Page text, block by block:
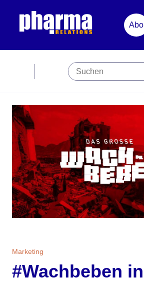
Abo
Premiumpartner
Jubiläum
Newsletter
Mediadaten
Marketing
Magazin
Marketing
#Wachbeben in